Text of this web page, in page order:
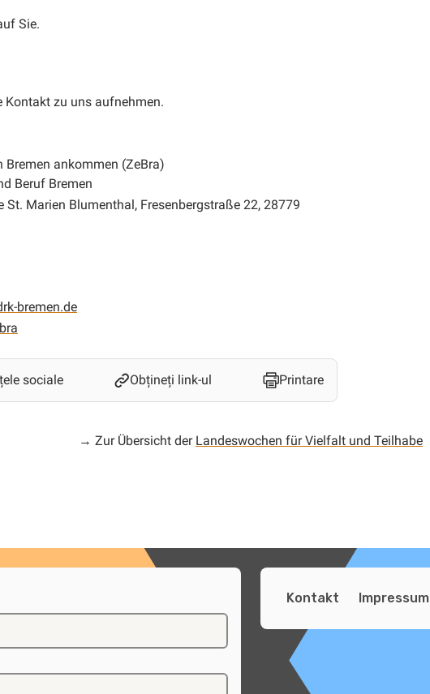
Sie.
Kontakt zu uns aufnehmen.
ankommen (ZeBra)
Beruf Bremen
St. Marien Blumenthal, Fresenbergstraße 22, 28779
bremen.de
sociale Obțineți link-ul Printare
→ Zur Übersicht der Landeswochen für Vielfalt und Teilhabe
Kontakt Impressum